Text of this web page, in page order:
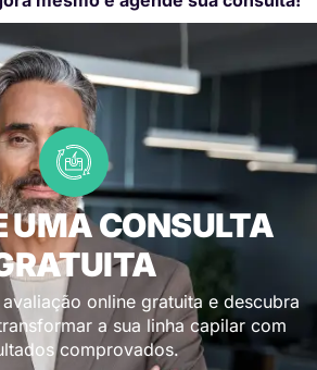
UMA CONSULTA
online gratuita e descubra
a sua linha capilar com
comprovados.